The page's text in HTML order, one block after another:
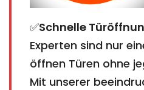
✅Schnelle
Experten sind nur
öffnen Türen ohne
Mit unserer